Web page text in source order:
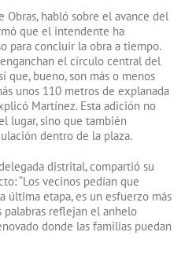
habló sobre el avance del
que el intendente ha
para concluir la obra a tiempo.
el círculo central del
que, bueno, son más o menos
unos 110 metros de explanada
Martínez. Esta adición no
lugar, sino que también
dentro de la plaza.
distrital, compartió su
“Los vecinos pedían que
última etapa, es un esfuerzo más
palabras reflejan el anhelo
donde las familias puedan